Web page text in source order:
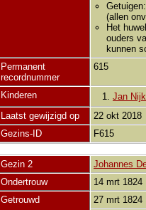
(allen
Het
ouders
kunnen
Permanent
recordnummer
615
Kinderen 1. Jan
Laatst gewijzigd op
22 okt 2018
Gezins-ID
F615
Gezin 2 Johannes
Ondertrouw
14 mrt 1824
Getrouwd
27 mrt 1824